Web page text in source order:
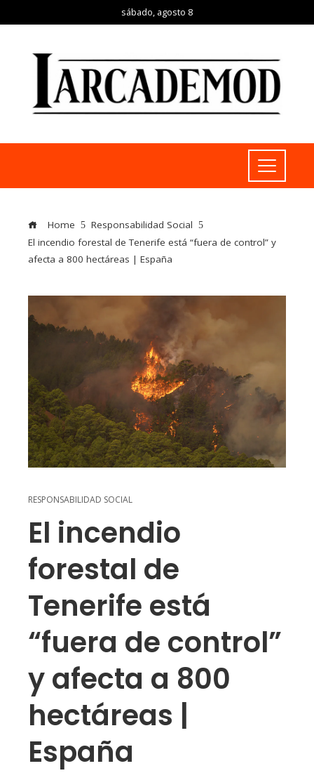
sábado, agosto 8
Home
Responsabilidad Social
El incendio forestal de Tenerife está “fuera de control” y
afecta a 800 hectáreas | España
RESPONSABILIDAD SOCIAL
El incendio
forestal de
Tenerife está
“fuera de control”
y afecta a 800
hectáreas |
España